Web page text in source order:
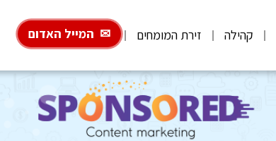
קהילה זירת המומחים המייל האדום